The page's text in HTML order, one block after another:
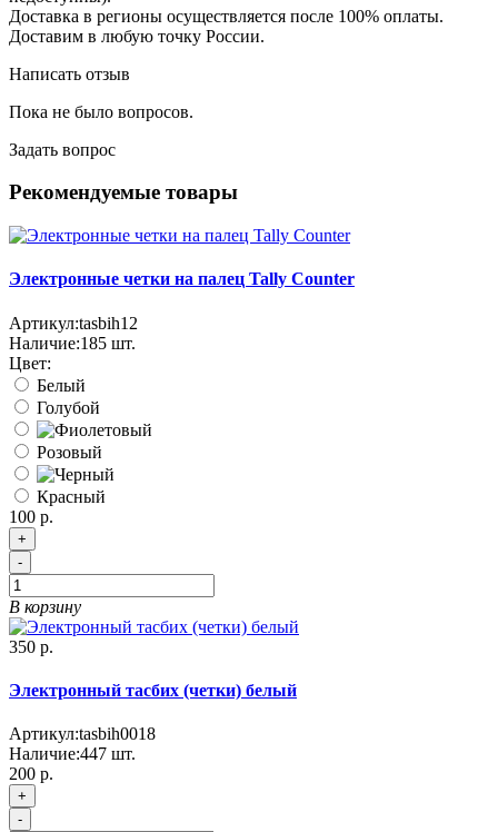
Доставка в регионы осуществляется после 100% оплаты.
Доставим в любую точку России.
Написать отзыв
Пока не было вопросов.
Задать вопрос
Рекомендуемые товары
Электронные четки на палец Tally Counter
Артикул:tasbih12
Наличие:185 шт.
Цвет:
Белый
Голубой
Розовый
Красный
100 р.
+
-
В корзину
350 р.
Электронный тасбих (четки) белый
Артикул:tasbih0018
Наличие:447 шт.
200 р.
+
-